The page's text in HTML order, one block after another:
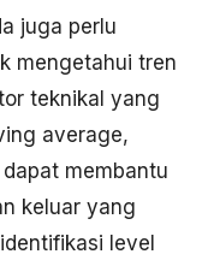
juga perlu
mengetahui tren
teknikal yang
average,
dapat membantu
keluar yang
level